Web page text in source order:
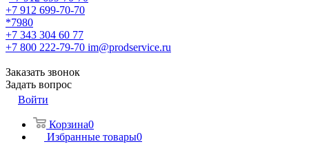
+7 912 699-70-70
*7980
+7 343 304 60 77
+7 800 222-79-70 im@prodservice.ru
Заказать звонок
Задать вопрос
Войти
Корзина0
Избранные товары0